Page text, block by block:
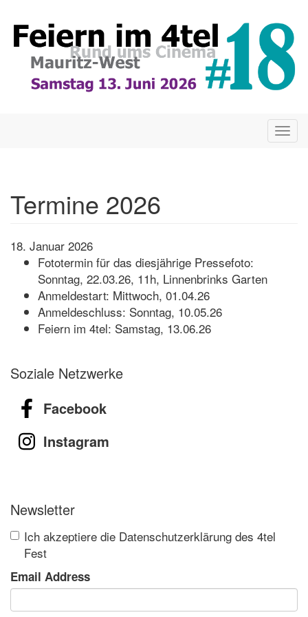
zum
Inhalt
Termine 2026
18. Januar 2026
Fototermin für das diesjährige Pressefoto:
Sonntag, 22.03.26, 11h, Linnenbrinks Garten
Anmeldestart: Mittwoch, 01.04.26
Anmeldeschluss: Sonntag, 10.05.26
Feiern im 4tel: Samstag, 13.06.26
Soziale Netzwerke
Facebook
Instagram
Newsletter
Ich akzeptiere die Datenschutzerklärung des 4tel
Fest
Email Address